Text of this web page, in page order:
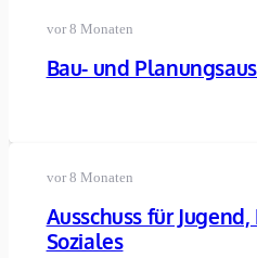
vor 8 Monaten
Bau- und
vor 8 Monaten
Ausschuss für
Soziales